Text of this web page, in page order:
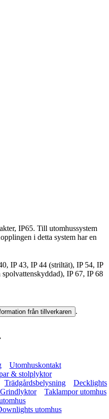
IP 43, IP 44 (striltät), IP 54, IP
IP 67, IP 68
IP65. Till utomhussystem
i detta system har en
från tillverkaren .
Utomhuskontakt
& stolplyktor
Trädgårdsbelysning
Decklights
Grindlyktor
Taklampor utomhus
utomhus